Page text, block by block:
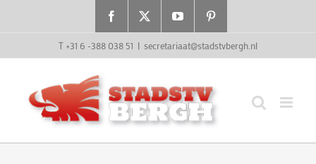
Facebook YouTube
T +31 6 -388 038 51 | secretariaat@stadstvbergh.nl